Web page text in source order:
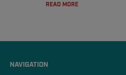
READ MORE
NAVIGATION